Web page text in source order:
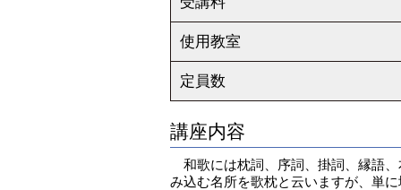
使用教室
定員数
講座内容
和歌には枕詞、序詞、掛詞、縁語
み込む名所を歌枕と云いますが、単